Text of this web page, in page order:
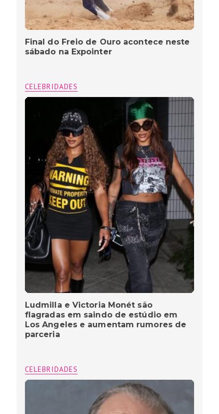
Final do Freio de Ouro acontece neste
sábado na Expointer
CELEBRIDADES
Ludmilla e Victoria Monét são
flagradas em saindo de estúdio em
Los Angeles e aumentam rumores de
parceria
CELEBRIDADES